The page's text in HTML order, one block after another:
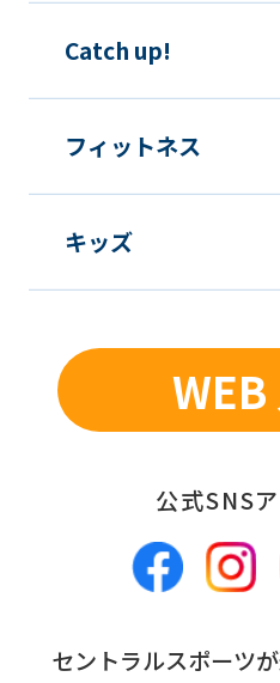
Catch up!
フィットネス
キッズ
公式SNS
セントラルスポーツ